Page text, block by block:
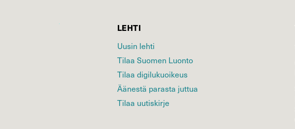
LEHTI
Uusin lehti
Tilaa Suomen Luonto
Tilaa digilukuoikeus
Äänestä parasta juttua
Tilaa uutiskirje